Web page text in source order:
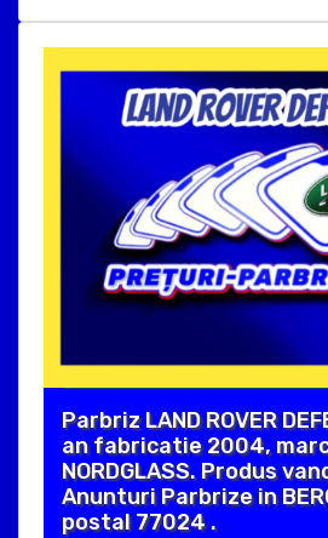
Parbriz LAND ROVER
an fabricatie 2004,
NORDGLASS. Produs
Anunturi Parbrize in
postal 77024 .